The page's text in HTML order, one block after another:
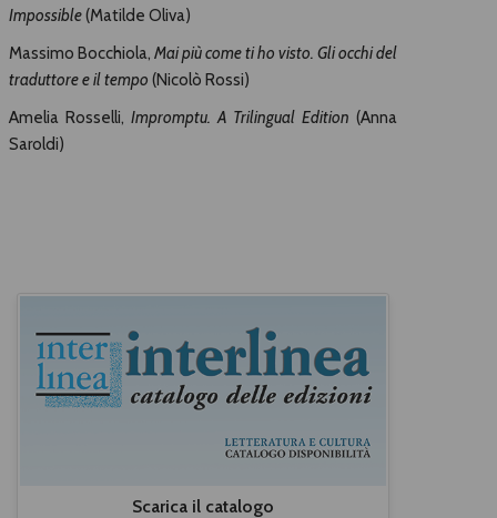
Impossible(Matilde Oliva)
Massimo Bocchiola, Mai più come ti ho visto. Gli occhi del
traduttore e il tempo (Nicolò Rossi)
Amelia Rosselli, Impromptu. A Trilingual Edition(Anna
Saroldi)
Scarica il catalogo